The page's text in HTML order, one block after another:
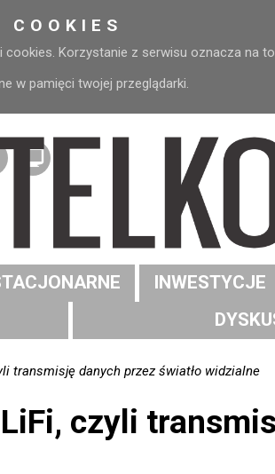
COOKIES
cookies. Korzystanie z serwisu oznacza na
w pamięci twojej przeglądarki.
INWESTYCJE
transmisję danych przez światło widzialne
czyli